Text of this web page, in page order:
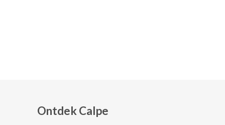
Ontdek Calpe